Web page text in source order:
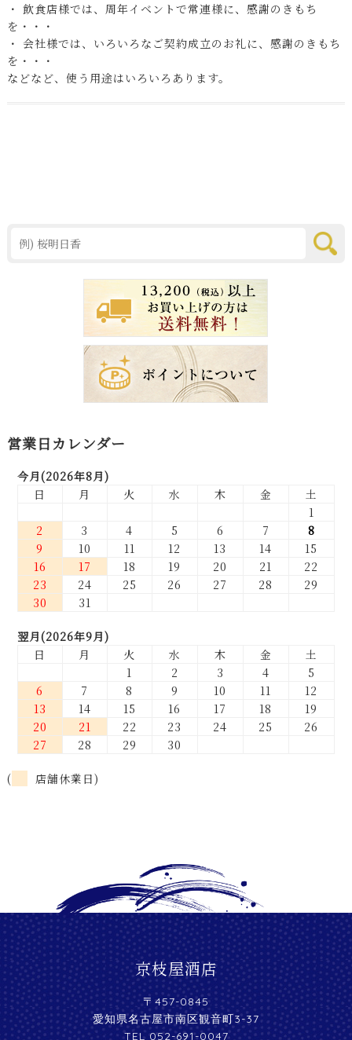
・ 飲食店様では、周年イベントで常連様に、感謝のきもち
を・・・
・ 会社様では、いろいろなご契約成立のお礼に、感謝のきもち
を・・・
などなど、使う用途はいろいろあります。
営業日カレンダー
今月(2026年8月)
日
月 火 水 木 金
土
1
2
3 4 5 6 7
8
9
10 11 12 13 14
15
16
17 18 19 20 21
22
23
24 25 26 27 28
29
30
31
翌月(2026年9月)
日
月 火 水 木 金
土
1
2 3 4
5
6
7 8 9 10 11
12
13
14 15 16 17 18
19
20
21 22 23 24 25
26
27
28 29 30
( 店舗休業日)
京枝屋酒店
〒457-0845
愛知県名古屋市南区観音町3-37
TEL 052-691-0047